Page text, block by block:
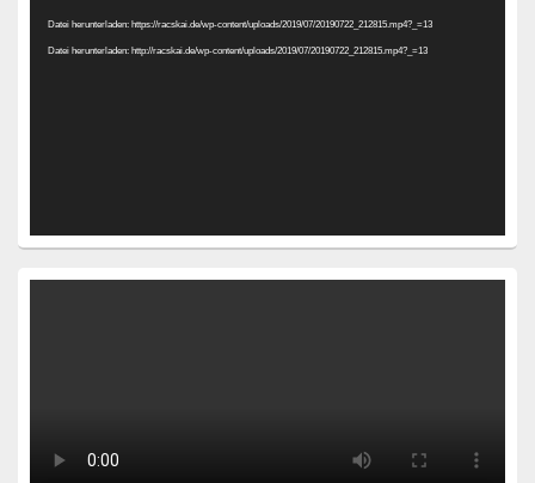
Datei herunterladen: https://racskai.de/wp-content/uploads/2019/07/20190722_212815.mp4?_=13
Datei herunterladen: http://racskai.de/wp-content/uploads/2019/07/20190722_212815.mp4?_=13